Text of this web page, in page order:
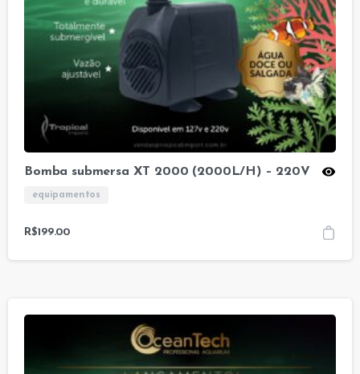
Bomba submersa XT 2000 (2000L/H) – 220V
equipamentos
R$199.00